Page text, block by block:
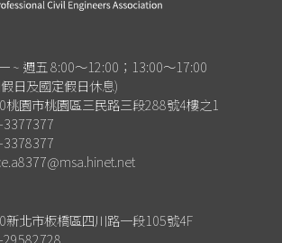
~ 週五 8:00～12:00；13:00～17:00
日及國定假日休息)
桃園市桃園區三民路三段288號4樓之1
3377377
3378377
新北市板橋區四川路一段105號4F
29582728